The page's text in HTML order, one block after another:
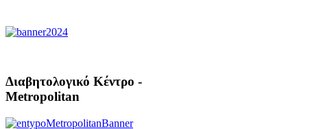
Διαβητολογικό Κέντρο -
Metropolitan